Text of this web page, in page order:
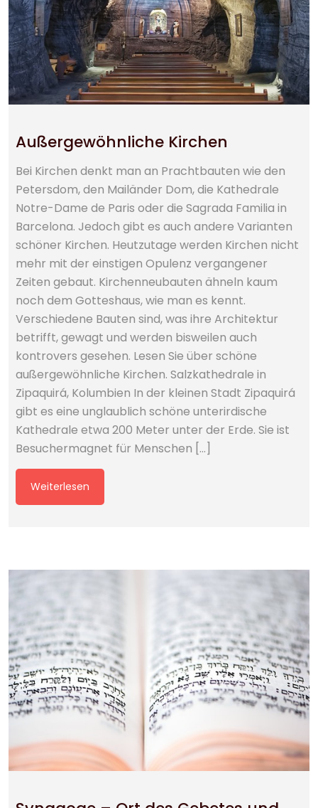
Außergewöhnliche Kirchen
Bei Kirchen denkt man an Prachtbauten wie den
Petersdom, den Mailänder Dom, die Kathedrale
Notre-Dame de Paris oder die Sagrada Familia in
Barcelona. Jedoch gibt es auch andere Varianten
schöner Kirchen. Heutzutage werden Kirchen nicht
mehr mit der einstigen Opulenz vergangener
Zeiten gebaut. Kirchenneubauten ähneln kaum
noch dem Gotteshaus, wie man es kennt.
Verschiedene Bauten sind, was ihre Architektur
betrifft, gewagt und werden bisweilen auch
kontrovers gesehen. Lesen Sie über schöne
außergewöhnliche Kirchen. Salzkathedrale in
Zipaquirá, Kolumbien In der kleinen Stadt Zipaquirá
gibt es eine unglaublich schöne unterirdische
Kathedrale etwa 200 Meter unter der Erde. Sie ist
Besuchermagnet für Menschen […]